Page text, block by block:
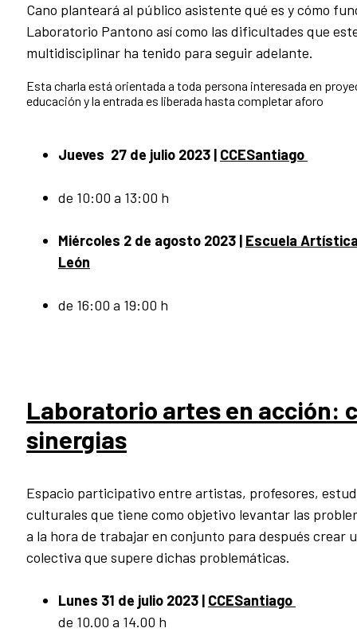
Cano planteará al público asistente qué es y cómo
Laboratorio Pantono así como las dificultades que
multidisciplinar ha tenido para seguir adelante.
Esta charla está orientada a toda persona interesada en
educación y la entrada es liberada hasta completar aforo
Jueves 27 de julio 2023 | CCESantiago
de 10:00 a 13:00 h
Miércoles 2 de agosto 2023 | Escuela
León
de 16:00 a 19:00 h
Laboratorio artes en acción:
sinergias
Espacio participativo entre artistas, profesores,
culturales que tiene como objetivo levantar las
a la hora de trabajar en conjunto para después crear
colectiva que supere dichas problemáticas.
Lunes 31 de julio 2023 | CCESantiago
de 10.00 a 14.00 h